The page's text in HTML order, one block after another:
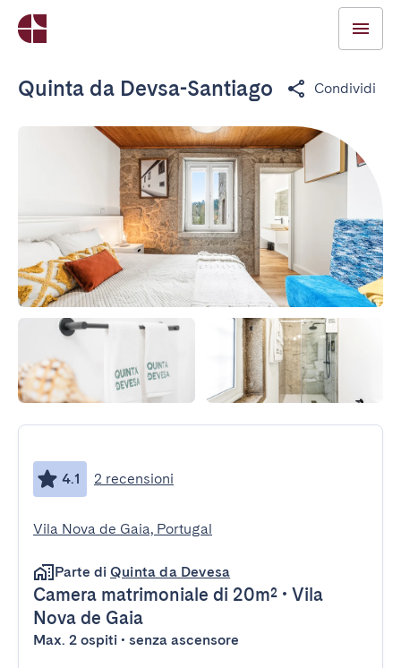
Quinta da Devsa-Santiago Condividi
4.1 2 recensioni
Vila Nova de Gaia, Portugal
Parte di Quinta da Devesa
Camera matrimoniale di 20m² • Vila
Nova de Gaia
Max. 2 ospiti • senza ascensore